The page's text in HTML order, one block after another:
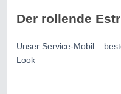
Der rollende
Unser Service-Mobil –
Look